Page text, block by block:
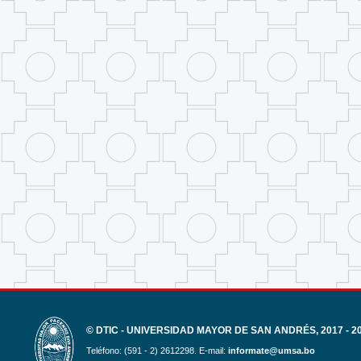
© DTIC - UNIVERSIDAD MAYOR DE SAN ANDRÉS, 2017 -
Teléfono: (591 - 2) 2612298. E-mail: informate@umsa.bo